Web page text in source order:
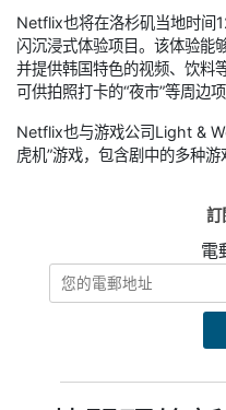
Netflix也将在洛杉矶当地时间
闪沉浸式体验项目。该体验能
并提供韩国特色的视频、饮料
可供拍照打卡的“夜市”等周边项
Netflix也与游戏公司Light &
虎机”游戏，包含剧中的多种
訂
電